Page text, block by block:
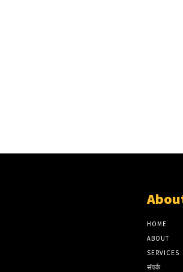
HOME
ABOUT
SERVICES
संपर्क